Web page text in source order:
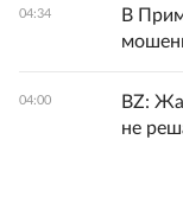
04:34
В
04:00
BZ:
не